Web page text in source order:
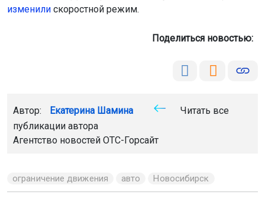
изменили скоростной режим.
Поделиться новостью:
Автор: Екатерина Шамина
Читать все
публикации автора
Агентство новостей ОТС-Горсайт
ограничение движения авто Новосибирск